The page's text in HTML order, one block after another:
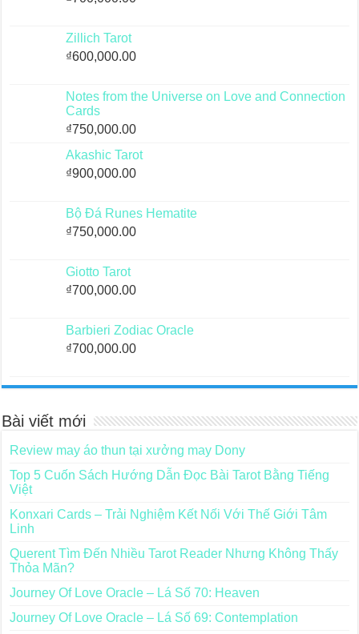
Zillich Tarot
₫600,000.00
Notes from the Universe on Love and Connection
Cards
₫750,000.00
Akashic Tarot
₫900,000.00
Bộ Đá Runes Hematite
₫750,000.00
Giotto Tarot
₫700,000.00
Barbieri Zodiac Oracle
₫700,000.00
Bài viết mới
Review may áo thun tại xưởng may Dony
Top 5 Cuốn Sách Hướng Dẫn Đọc Bài Tarot Bằng Tiếng
Việt
Konxari Cards – Trải Nghiệm Kết Nối Với Thế Giới Tâm
Linh
Querent Tìm Đến Nhiều Tarot Reader Nhưng Không Thấy
Thỏa Mãn?
Journey Of Love Oracle – Lá Số 70: Heaven
Journey Of Love Oracle – Lá Số 69: Contemplation